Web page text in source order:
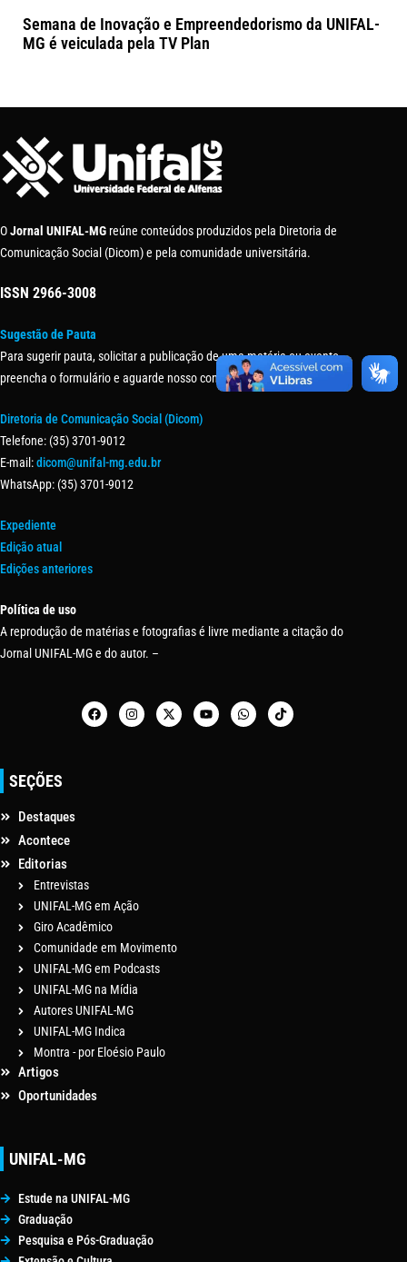
Semana de Inovação e Empreendedorismo da UNIFAL-
MG é veiculada pela TV Plan
OJornal UNIFAL-MG reúne conteúdos produzidos pela Diretoria de
Comunicação Social (Dicom) e pela comunidade universitária.
ISSN 2966-3008
Sugestão de Pauta
Para sugerir pauta, solicitar a publicação de uma matéria ou evento,
preencha o formulário e aguarde nosso contato.
Diretoria de Comunicação Social (Dicom)
Telefone: (35) 3701-9012
E-mail:dicom@unifal-mg.edu.br
WhatsApp: (35) 3701-9012
Expediente
Edição atual
Edições anteriores
Política de uso
A reprodução de matérias e fotografias é livre mediante a citação do
Jornal UNIFAL-MG e do autor. –
SEÇÕES
Destaques
Acontece
Editorias
Entrevistas
UNIFAL-MG em Ação
Giro Acadêmico
Comunidade em Movimento
UNIFAL-MG em Podcasts
UNIFAL-MG na Mídia
Autores UNIFAL-MG
UNIFAL-MG Indica
Montra - por Eloésio Paulo
Artigos
Oportunidades
UNIFAL-MG
Estude na UNIFAL-MG
Graduação
Pesquisa e Pós-Graduação